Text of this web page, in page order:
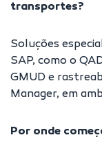
transportes?
Soluções
SAP, como o
GMUD e
Manager, em
Por onde